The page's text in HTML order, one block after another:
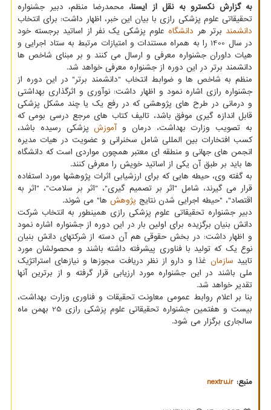
به گزارش نکسترو به نقل از ایسنا، محمدرضا منظم، دبیر جشنواره
تحقیقاتی علوم پزشکی رازی با بیان این خبر، اظهار داشت: برای انتخاب
دانشمند برتر هر دانشگاه علوم پزشکی یک نفر از اساتید برجسته خود
در سال 1400 را به همراه مستندات و امتیازات مرتبط به ستاد اجرایی و
هیات داوران جشنواره معرفی و ارسال می کنند و بر مبنای شاخص ها
دانشمند برتر در این دوره از جشنواره معرفی خواهد شد.
منظم به شاخص ها و ضوابط انتخاب "دانشمند برتر" در این دوره از
جشنواره رازی اشاره نمود و اظهار داشت: نوآوری و اثرگذاری بهداشتی
و درمانی در طرح های پژوهشی که در رفع یک یا چند مشکل پزشکی
قابل اندازه گیری موفق باشد، تالیف کتاب های مرجع درسی بومی که
به تصویب وزارت بهداشت، درمان وآموزشپزشکی رسیده باشد،
کسب افتخارات بین المللی شامل سخنرانی و عضویت در هیات مدیره
انجمن های جهانی و منطقه ای معتبر همچون مواردی است که دانشگاه
ها باید بر طبق آن یکی از اساتید خویش را معرفی کنند.
به گفته وی، حیطه هایی که برای ارزشیابی اثرات پژوهشها مورد استفاده
قرار می گیرند، شامل "اثر بر تصمیم گیری"، "اثر بر سلامت"، "اثر به
اقتصاد"، "حیطه اجرایی شدن نتایج پژوهش ها" می شوند.
دبیر جشنواره تحقیقاتی علوم پزشکی رازی همینطور به انتخاب شرکت
دانش بنیان برگزیده برای اولین بار در این دوره از جشنواره اشاره نمود
و اظهار داشت: در بخش حقوقی هم آن دسته از شرکتهای دانش بنیان
نوع یک که تولید با فناوری پیشرفته داشته باشند و محصولشان مورد
تایید سازمان غذا و دارو از نظر دریافت مجوزها و نیازهای استراتژیک
ملی باشند در این جشنواره مورد ارزیابی قرار گرفته و از برترین آنها
تقدیر خواهد شد.
بنا بر اعلام روابط عمومی معاونت تحقیقات و فناوری وزارت بهداشت،
بیست و هفتمین جشنواره تحقیقاتی علوم پزشکی رازی 25 بهمن ماه
سالجاری برگزار می شود.
منبع: nextru.ir